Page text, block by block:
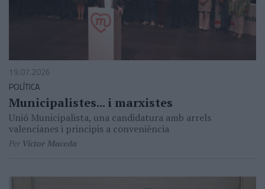
19.07.2026
POLÍTICA
Municipalistes... i marxistes
Unió Municipalista, una candidatura amb arrels
valencianes i principis a conveniència
Per Víctor Maceda